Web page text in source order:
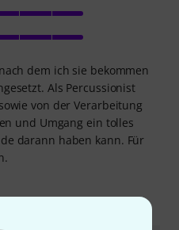
dem ich sie bekommen
Als Percussionist
von der Verarbeitung
und Umgang ein tolles
darann haben kann. Für
MELDEN